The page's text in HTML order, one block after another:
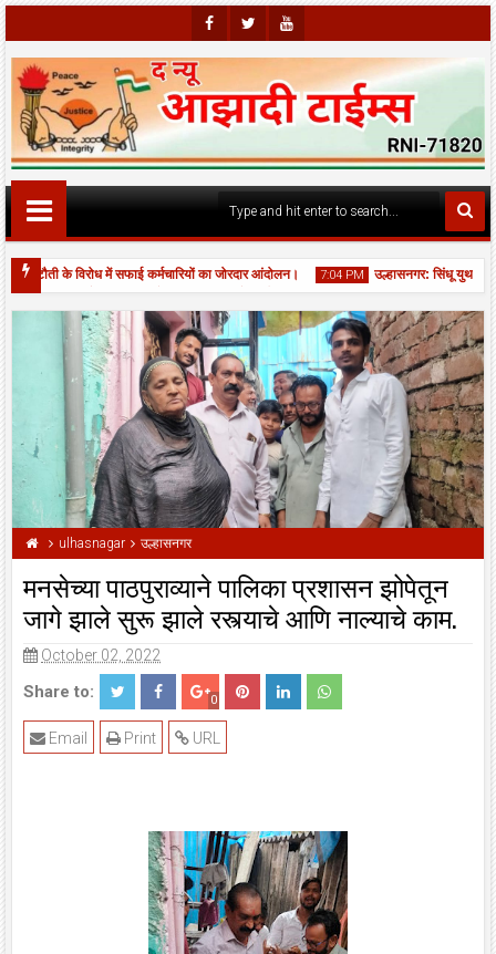
Faceb
Ook
Twitte
R
Youtu
Be
के विरोध में सफाई कर्मचारियों का जोरदार आंदोलन। 7:04 PM
06 Aug
2026
उल्हासनगर: सिंधू युथ सर्कल
स्वामी सत्संग चौक पर JCB से नाला बना कर भरे गड्ढों की आपात मरम्मत, यातायात बहाल।
ulhasnagar उल्हासनगर
मनसेच्या पाठपुराव्याने पालिका प्रशासन झोपेतून
जागे झाले सुरू झाले रस्त्याचे आणि नाल्याचे काम.
October 02, 2022
Share to: 0
URL
Print
Email